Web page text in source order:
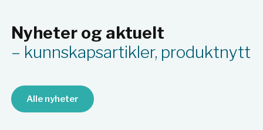
Nyheter og aktuelt
– kunnskapsartikler, produktnytt
Alle nyheter